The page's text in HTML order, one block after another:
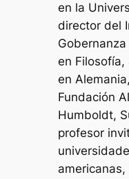
en la
director del
en Filosofía,
en
Fundación
Humboldt,
profesor